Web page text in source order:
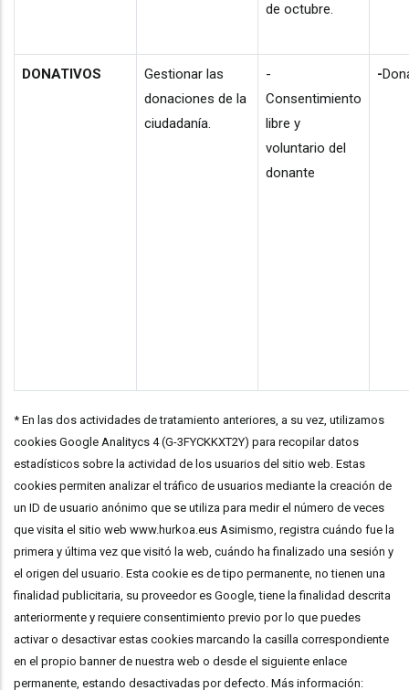
de octubre.
DONATIVOS
Gestionar las
donaciones de la
ciudadanía.
-
Consentimiento
libre y
voluntario del
donante
-
* En las dos actividades de tratamiento anteriores, a su vez, utilizamos
cookies Google Analitycs 4 (G-3FYCKKXT2Y) para recopilar datos
estadísticos sobre la actividad de los usuarios del sitio web. Estas
cookies permiten analizar el tráfico de usuarios mediante la creación de
un ID de usuario anónimo que se utiliza para medir el número de veces
que visita el sitio web www.hurkoa.eus Asimismo, registra cuándo fue la
primera y última vez que visitó la web, cuándo ha finalizado una sesión y
el origen del usuario. Esta cookie es de tipo permanente, no tienen una
finalidad publicitaria, su proveedor es Google, tiene la finalidad descrita
anteriormente y requiere consentimiento previo por lo que puedes
activar o desactivar estas cookies marcando la casilla correspondiente
en el propio banner de nuestra web o desde el siguiente enlace
permanente, estando desactivadas por defecto. Más información: